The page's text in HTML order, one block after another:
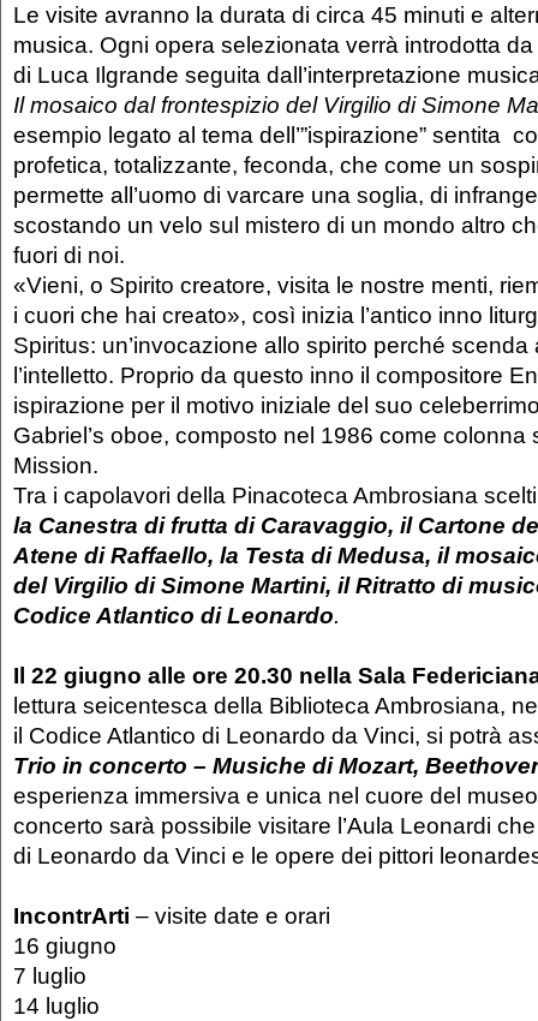
Le visite avranno la durata di circa 45 minuti e
musica. Ogni opera selezionata verrà introdotta
di Luca Ilgrande seguita dall’interpretazione
Il mosaico dal frontespizio del Virgilio di Simone
esempio legato al tema dell’”ispirazione” sentita
profetica, totalizzante, feconda, che come un
permette all’uomo di varcare una soglia, di
scostando un velo sul mistero di un mondo altro
fuori di noi.
«Vieni, o Spirito creatore, visita le nostre menti,
i cuori che hai creato», così inizia l’antico inno
Spiritus: un’invocazione allo spirito perché scenda
l’intelletto. Proprio da questo inno il compositore
ispirazione per il motivo iniziale del suo
Gabriel’s oboe, composto nel 1986 come colonna
Mission.
Tra i capolavori della Pinacoteca Ambrosiana
la Canestra di frutta di Caravaggio, il Cartone
Atene di Raffaello, la Testa di Medusa, il
del Virgilio di Simone Martini, ilRitratto di
Codice Atlantico di Leonardo.
Il 22 giugno alle ore 20.30 nella Sala
lettura seicentesca della Biblioteca Ambrosiana,
il Codice Atlantico di Leonardo da Vinci, si potrà
Trio in concerto – Musiche di Mozart,
esperienza immersiva e unica nel cuore del
concerto sarà possibile visitare l’Aula Leonardi
di Leonardo da Vinci e le opere dei pittori
IncontrArti – visite date e orari
16 giugno
7 luglio
14 luglio